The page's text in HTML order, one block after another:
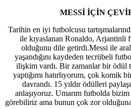
MESSİ İÇİN
Tarihin en iyi futbolcusu
ile kıyaslanan Ronaldo,
olduğunu dile getirdi.Messi ile
yaşandığını kaydeden tecrübeli
ilişkim vardı. Bir zamanlar bir ödül
yaptığımı hatırlıyorum, çok komik
davrandı. 15 yıldır ödülleri
anlaşıyoruz. Umarım futbolda bizim
görebiliriz ama bunun çok zor